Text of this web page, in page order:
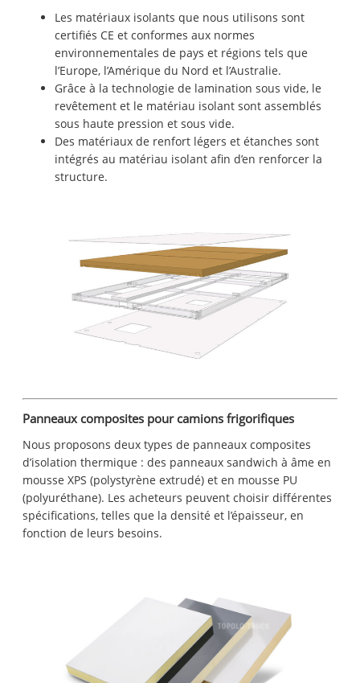
Les matériaux isolants que nous utilisons sont
certifiés CE et conformes aux normes
environnementales de pays et régions tels que
l’Europe, l’Amérique du Nord et l’Australie.
Grâce à la technologie de lamination sous vide, le
revêtement et le matériau isolant sont assemblés
sous haute pression et sous vide.
Des matériaux de renfort légers et étanches sont
intégrés au matériau isolant afin d’en renforcer la
structure.
Panneaux composites pour camions frigorifiques
Nous proposons deux types de panneaux composites
d’isolation thermique : des panneaux sandwich à âme en
mousse XPS (polystyrène extrudé) et en mousse PU
(polyuréthane). Les acheteurs peuvent choisir différentes
spécifications, telles que la densité et l’épaisseur, en
fonction de leurs besoins.